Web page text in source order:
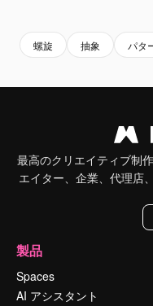
螺旋 抽象 パタ
最高のクリエイティブ制
エイター、企業、代理店
製品
Spaces
AI アシスタント